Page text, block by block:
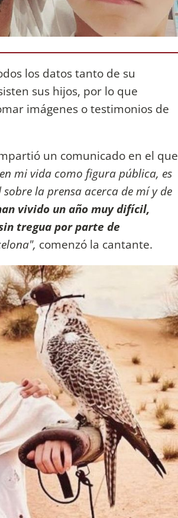
los datos tanto de su
sus hijos, por lo que
imágenes o testimonios de
un comunicado en el que
mi vida como figura pública, es
la prensa acerca de mí y de
vivido un año muy difícil,
tregua por parte de
comenzó la cantante.